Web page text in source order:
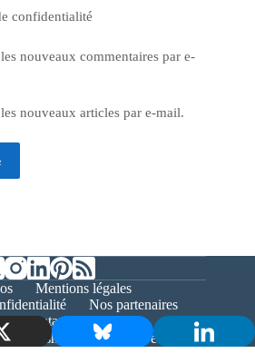
confidentialité
nouveaux commentaires par e-
nouveaux articles par e-mail.
Mentions légales
Nos partenaires
Contact
Journal Web